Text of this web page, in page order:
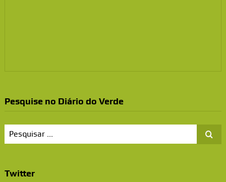
Pesquise no Diário do Verde
Twitter